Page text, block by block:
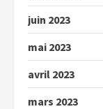
juin 2023
mai 2023
avril 2023
mars 2023